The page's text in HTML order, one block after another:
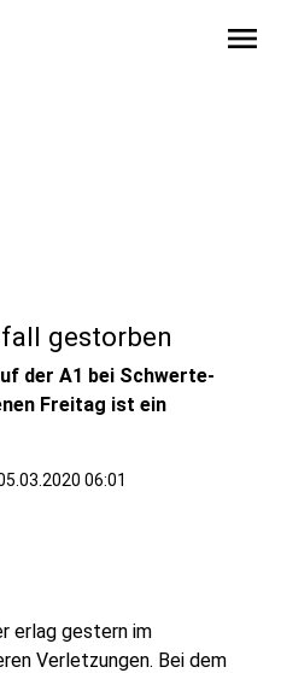
menu
gestorben
der A1 bei Schwerte-
Freitag ist ein
06:01
erlag gestern im
Verletzungen. Bei dem